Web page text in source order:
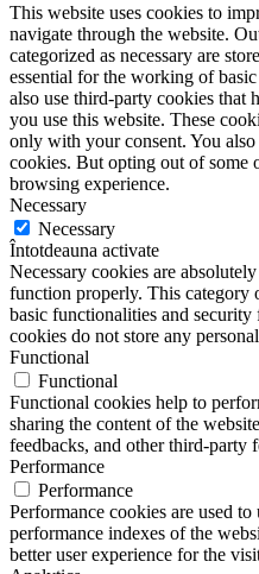
This website uses cookies to
navigate through the website.
categorized as necessary are
essential for the working of
also use third-party cookies that
you use this website. These
only with your consent. You
cookies. But opting out of some
browsing experience.
Necessary
Necessary
Întotdeauna activate
Necessary cookies are
function properly. This category
basic functionalities and security
cookies do not store any
Functional
Functional
Functional cookies help to
sharing the content of the
feedbacks, and other third-party
Performance
Performance
Performance cookies are used
performance indexes of the
better user experience for the